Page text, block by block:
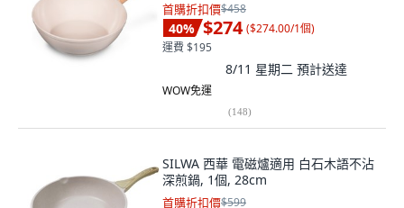
首購折扣價$458
40% $274 ($274.00/1個)
運費 $195
8/11 星期二 預計送達
WOW免運
(148)
SILWA 西華 電磁爐適用 白石木語不沾
深煎鍋, 1個, 28cm
首購折扣價$599